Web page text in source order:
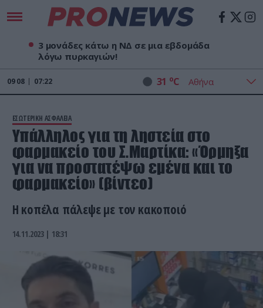
3 μονάδες κάτω η ΝΔ σε μια εβδομάδα
λόγω πυρκαγιών!
09 08 07:22 31 oC
ΕΣΩΤΕΡΙΚΗ ΑΣΦΑΛΕΙΑ
Υπάλληλος για τη ληστεία στο
φαρμακείο του Σ.Μαρτίκα: «Όρμηξα
για να προστατέψω εμένα και το
φαρμακείο» (βίντεο)
Η κοπέλα πάλεψε με τον κακοποιό
14.11.2023 | 18:31